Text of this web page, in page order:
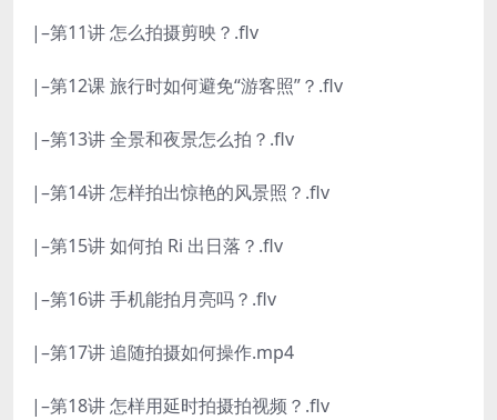
|–第11讲 怎么拍摄剪映？.flv
|–第12课 旅行时如何避免“游客照”？.flv
|–第13讲 全景和夜景怎么拍？.flv
|–第14讲 怎样拍出惊艳的风景照？.flv
|–第15讲 如何拍 Ri 出日落？.flv
|–第16讲 手机能拍月亮吗？.flv
|–第17讲 追随拍摄如何操作.mp4
|–第18讲 怎样用延时拍摄拍视频？.flv